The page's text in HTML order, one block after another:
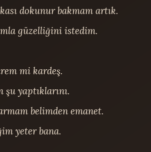
dokunur bakmam artık.
güzelliğini istedim.
mi kardeş.
yaptıklarını.
belimden emanet.
yeter bana.